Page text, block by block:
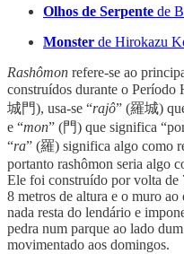
Olhos de Serpente de
Monster de Hirokazu
Rashômon refere-se ao
construídos durante o Período
城門), usa-se “rajô” (羅城)
e “mon” (門) que significa
“ra” (羅) significa algo como
portanto rashômon seria algo
Ele foi construído por volta de
8 metros de altura e o muro
nada resta do lendário e
pedra num parque ao lado
movimentado aos domingos.